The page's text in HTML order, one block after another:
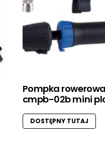
Pompka
cmpb-02b mini
DOSTĘPNY TUTAJ